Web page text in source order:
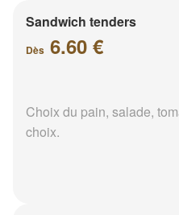
Sandwich tenders
Dès 6.60 €
Choix du pain, salade,
choix.